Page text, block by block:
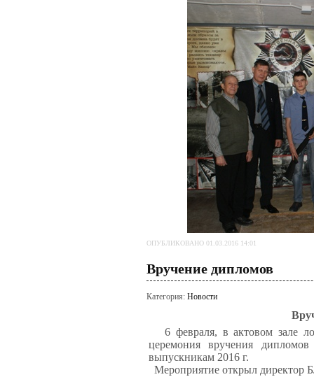
ОПУБЛИКОВАНО 01.03.2016 14:01
Вручение дипломов
Категория: Новости
6 февраля, в актовом зале
церемония вручения
выпускникам 2016 г.
Мероприятие открыл